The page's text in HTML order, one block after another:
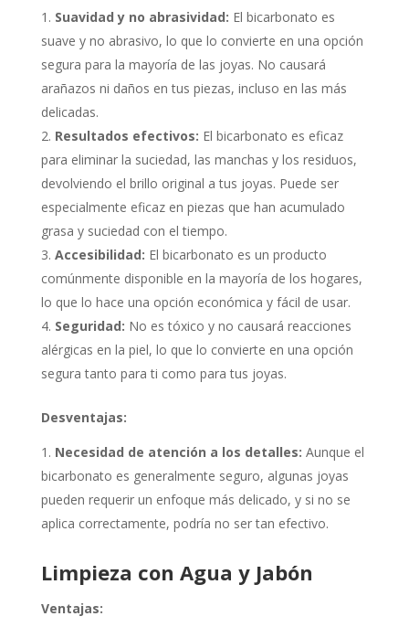
Suavidad y no abrasividad: El bicarbonato es
suave y no abrasivo, lo que lo convierte en una opción
segura para la mayoría de las joyas. No causará
arañazos ni daños en tus piezas, incluso en las más
delicadas.
Resultados efectivos: El bicarbonato es eficaz
para eliminar la suciedad, las manchas y los residuos,
devolviendo el brillo original a tus joyas. Puede ser
especialmente eficaz en piezas que han acumulado
grasa y suciedad con el tiempo.
Accesibilidad: El bicarbonato es un producto
comúnmente disponible en la mayoría de los hogares,
lo que lo hace una opción económica y fácil de usar.
Seguridad: No es tóxico y no causará reacciones
alérgicas en la piel, lo que lo convierte en una opción
segura tanto para ti como para tus joyas.
Desventajas:
Necesidad de atención a los detalles: Aunque el
bicarbonato es generalmente seguro, algunas joyas
pueden requerir un enfoque más delicado, y si no se
aplica correctamente, podría no ser tan efectivo.
Limpieza con Agua y Jabón
Ventajas: